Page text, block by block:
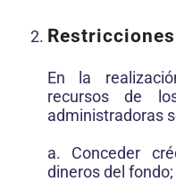
En la
recursos de
administradoras
a. Conceder
dineros del fondo;